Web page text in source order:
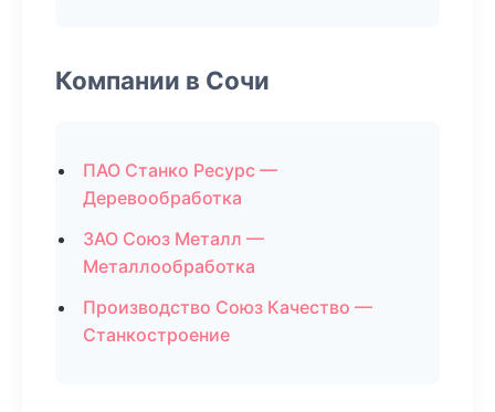
Компании в Сочи
ПАО Станко Ресурс —
Деревообработка
ЗАО Союз Металл —
Металлообработка
Производство Союз Качество —
Станкостроение